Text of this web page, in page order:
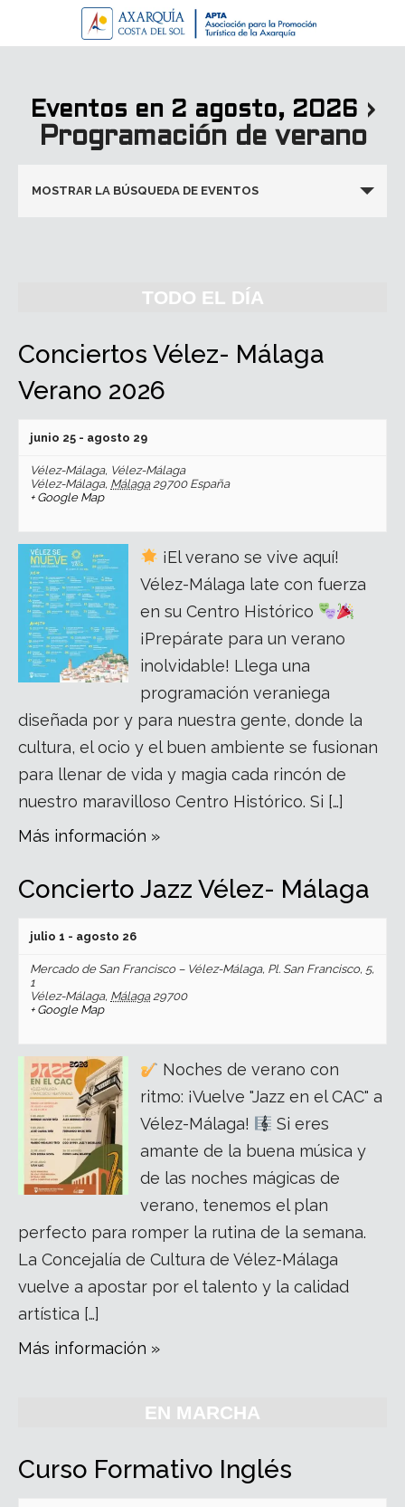
Eventos en 2 agosto, 2026 ›
Programación de verano
Navegación
Eventos
MOSTRAR LA BÚSQUEDA DE EVENTOS
TODO EL DÍA
Conciertos Vélez- Málaga
Verano 2026
junio 25 - agosto 29
Vélez-Málaga, Vélez-Málaga
Vélez-Málaga, Málaga 29700 España
+ Google Map
¡El verano se vive aquí!
Vélez-Málaga late con fuerza
en su Centro Histórico
¡Prepárate para un verano
inolvidable! Llega una
programación veraniega
diseñada por y para nuestra gente, donde la
cultura, el ocio y el buen ambiente se fusionan
para llenar de vida y magia cada rincón de
nuestro maravilloso Centro Histórico. Si […]
Más información »
Concierto Jazz Vélez- Málaga
julio 1 - agosto 26
Mercado de San Francisco – Vélez-Málaga, Pl. San Francisco, 5,
1
Vélez-Málaga, Málaga 29700
+ Google Map
Noches de verano con
ritmo: ¡Vuelve "Jazz en el CAC" a
Vélez-Málaga!
Si eres
amante de la buena música y
de las noches mágicas de
verano, tenemos el plan
perfecto para romper la rutina de la semana.
La Concejalía de Cultura de Vélez-Málaga
vuelve a apostar por el talento y la calidad
artística […]
Más información »
EN MARCHA
Curso Formativo Inglés